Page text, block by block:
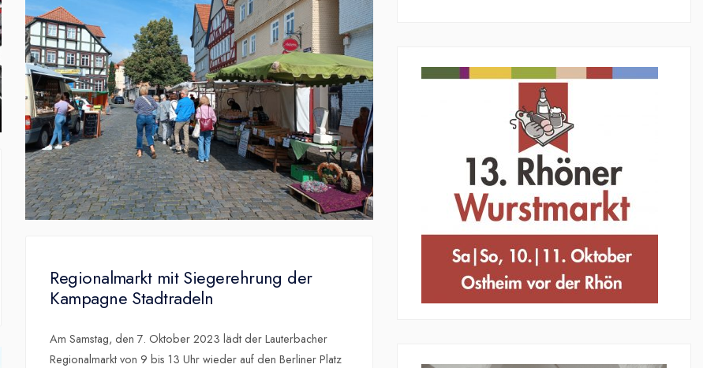
Regionalmarkt mit Siegerehrung der
Kampagne Stadtradeln
Am Samstag, den 7. Oktober 2023 lädt der Lauterbacher
Regionalmarkt von 9 bis 13 Uhr wieder auf den Berliner Platz